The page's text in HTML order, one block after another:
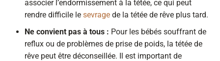
associer l’endormissement à la tétée, ce qui peut
rendre difficile le sevrage de la tétée de rêve plus tard.
Ne convient pas à tous : Pour les bébés souffrant de
reflux ou de problèmes de prise de poids, la tétée de
rêve peut être déconseillée. Il est important de